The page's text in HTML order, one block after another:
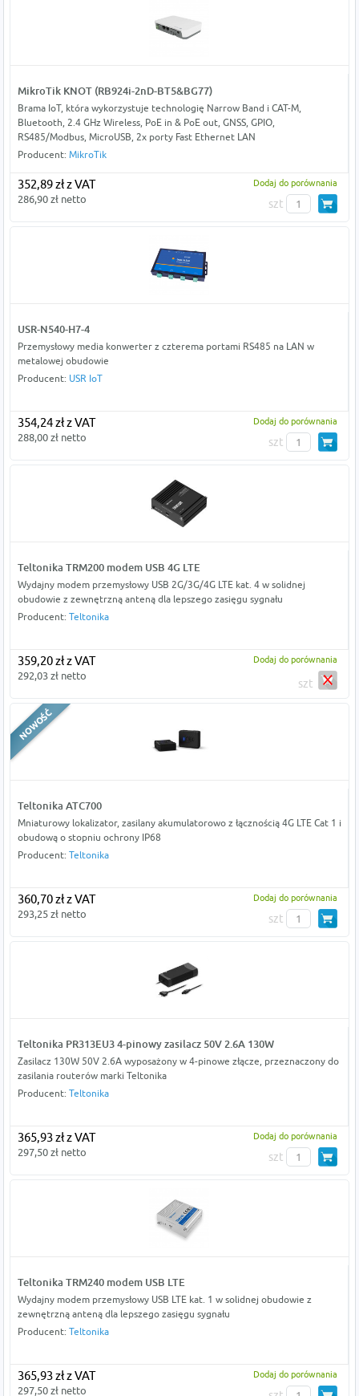
MikroTik KNOT (RB924i-2nD-BT5&BG77)
Brama IoT, która wykorzystuje technologię Narrow Band i CAT-M,
Bluetooth, 2.4 GHz Wireless, PoE in & PoE out, GNSS, GPIO,
RS485/Modbus, MicroUSB, 2x porty Fast Ethernet LAN
Producent: MikroTik
352,89 zł z VAT
286,90 zł netto
Dodaj do porównania
szt
USR-N540-H7-4
Przemysłowy media konwerter z czterema portami RS485 na LAN w
metalowej obudowie
Producent: USR IoT
354,24 zł z VAT
288,00 zł netto
Dodaj do porównania
szt
Teltonika TRM200 modem USB 4G LTE
Wydajny modem przemysłowy USB 2G/3G/4G LTE kat. 4 w solidnej
obudowie z zewnętrzną anteną dla lepszego zasięgu sygnału
Producent: Teltonika
359,20 zł z VAT
292,03 zł netto
Dodaj do porównania
szt
Teltonika ATC700
Mniaturowy lokalizator, zasilany akumulatorowo z łącznością 4G LTE Cat 1 i
obudową o stopniu ochrony IP68
Producent: Teltonika
360,70 zł z VAT
293,25 zł netto
Dodaj do porównania
szt
Teltonika PR313EU3 4-pinowy zasilacz 50V 2.6A 130W
Zasilacz 130W 50V 2.6A wyposażony w 4-pinowe złącze, przeznaczony do
zasilania routerów marki Teltonika
Producent: Teltonika
365,93 zł z VAT
297,50 zł netto
Dodaj do porównania
szt
Teltonika TRM240 modem USB LTE
Wydajny modem przemysłowy USB LTE kat. 1 w solidnej obudowie z
zewnętrzną anteną dla lepszego zasięgu sygnału
Producent: Teltonika
365,93 zł z VAT
297,50 zł netto
Dodaj do porównania